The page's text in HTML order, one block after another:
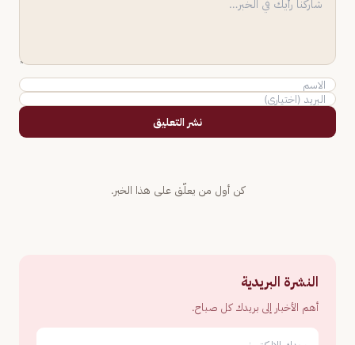
نشر التعليق
كن أول من يعلّق على هذا الخبر.
النشرة البريدية
أهم الأخبار إلى بريدك كل صباح.